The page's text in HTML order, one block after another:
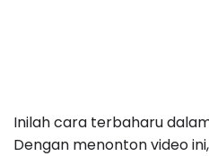
Inilah cara terbaharu
Dengan menonton video